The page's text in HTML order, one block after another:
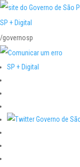
SP + Digital
/governosp
SP + Digital